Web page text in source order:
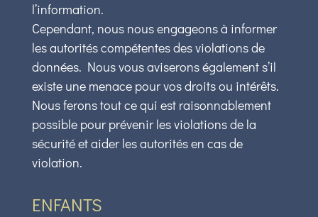
l’information.
Cependant, nous nous engageons à informer
les autorités compétentes des violations de
données. Nous vous aviserons également s’il
existe une menace pour vos droits ou intérêts.
Nous ferons tout ce qui est raisonnablement
possible pour prévenir les violations de la
sécurité et aider les autorités en cas de
violation.
ENFANTS